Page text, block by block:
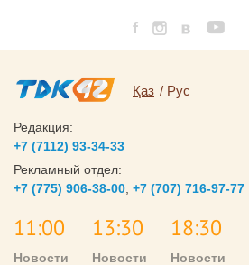
Қаз Рус
Редакция:
+7 (7112) 93-34-33
Рекламный отдел:
+7 (775) 906-38-00 +7 (707) 716-97-77
11:00
Новости
13:30
Новости
18:30
Новости